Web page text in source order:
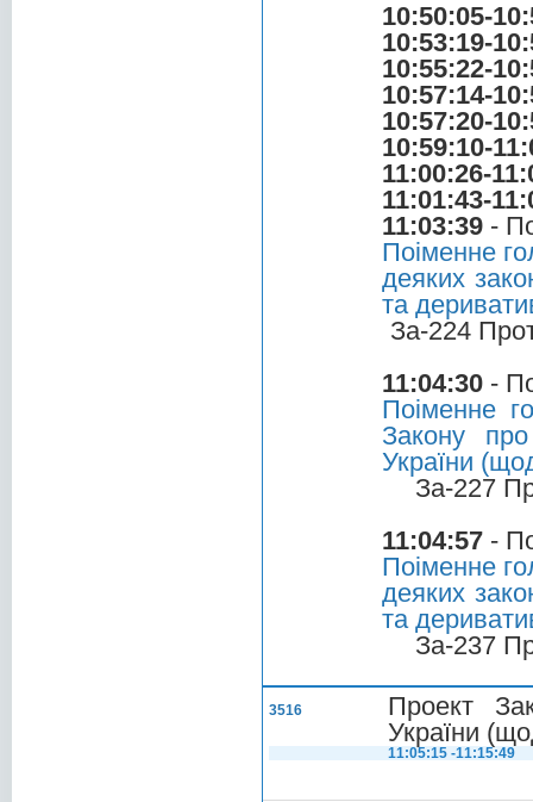
10:50:05-
10:53:19-
10:55:22-
10:57:14-
10:57:20-
10:59:10-
11:00:26-
11:01:43-
11:03:39 -
Поіменне
деяких
та
За-224
11:04:30 -
Поіменне
Закону
України
За-227
11:04:57 -
Поіменне
деяких
та
За-237
3516
Проект
України
11:05:15 -11:15:49